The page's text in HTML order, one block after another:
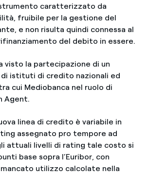
caratterizzato da
fruibile per la gestione del
e non risulta quindi connessa al
del debito in essere.
visto la partecipazione di un
istituti di credito nazionali ed
cui Mediobanca nel ruolo di
Agent.
linea di credito è variabile in
assegnato pro tempore ad
attuali livelli di rating tale costo si
base sopra l’Euribor, con
utilizzo calcolate nella